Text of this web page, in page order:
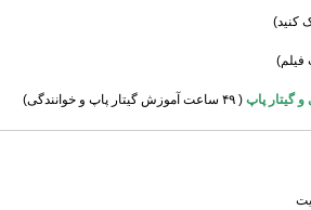
کنید)
و گیتار پاپ ( ۴۹ ساعت آموزش گیتار پاپ و خوانندگی)